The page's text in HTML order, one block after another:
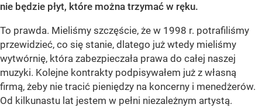
nie będzie płyt, które można trzymać w ręku.
To prawda. Mieliśmy szczęście, że w 1998 r. potrafiliśmy
przewidzieć, co się stanie, dlatego już wtedy mieliśmy
wytwórnię, która zabezpieczała prawa do całej naszej
muzyki. Kolejne kontrakty podpisywałem już z własną
firmą, żeby nie tracić pieniędzy na koncerny i menedżerów.
Od kilkunastu lat jestem w pełni niezależnym artystą.